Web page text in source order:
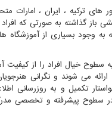
ترکیه ، ایران ، امارات
گذاشته به صورتی که افراد
وجود بسیاری از آموزشگاه
سطوح خیال افراد را از
می شوند و نگرانی
تکمیل و به روزرسانی
پیشرفته و تخصصی